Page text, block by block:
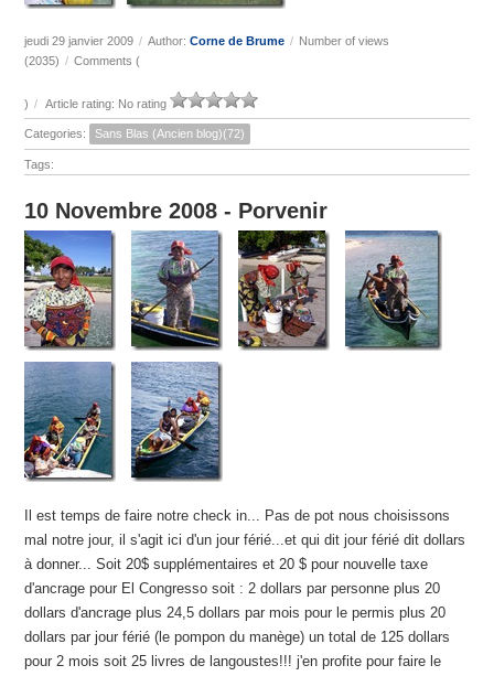
jeudi 29 janvier 2009 / Author:Corne de Brume / Number of views
(2035) / Comments (
) / Article rating: No rating
Categories: Sans Blas (Ancien blog)(72)
Tags:
10 Novembre 2008 - Porvenir
Il est temps de faire notre check in... Pas de pot nous choisissons
mal notre jour, il s'agit ici d'un jour férié...et qui dit jour férié dit dollars
à donner... Soit 20$ supplémentaires et 20 $ pour nouvelle taxe
d'ancrage pour El Congresso soit : 2 dollars par personne plus 20
dollars d'ancrage plus 24,5 dollars par mois pour le permis plus 20
dollars par jour férié (le pompon du manège) un total de 125 dollars
pour 2 mois soit 25 livres de langoustes!!! j'en profite pour faire le